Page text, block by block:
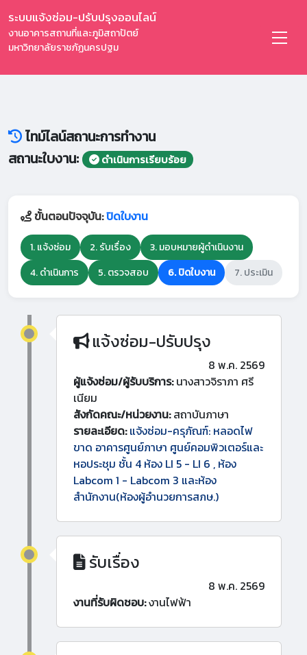
ระบบแจ้งซ่อม-ปรับปรุงออนไลน์
งานอาคารสถานที่และภูมิสถาปัตย์
มหาวิทยาลัยราชภัฏนครปฐม
ไทม์ไลน์สถานะการทำงาน
สถานะใบงาน:
ดำเนินการเรียบร้อย
ขั้นตอนปัจจุบัน:ปิดใบงาน
1. แจ้งซ่อม 2. รับเรื่อง
3. มอบหมายผู้ดำเนินงาน
4. ดำเนินการ
5. ตรวจสอบ 6. ปิดใบงาน 7. ประเมิน
แจ้งซ่อม-ปรับปรุง
8 พ.ค. 2569
ผู้แจ้งซ่อม/ผู้รับบริการ:นางสาวจิราภา ศรี
เนียม
สังกัดคณะ/หน่วยงาน:สถาบันภาษา
รายละเอียด: แจ้งซ่อม-ครุภัณฑ์: หลอดไฟ
ขาด อาคารศูนย์ภาษา ศูนย์คอมพิวเตอร์และ
หอประชุม ชั้น 4 ห้อง LI 5 - LI 6 , ห้อง
Labcom 1 - Labcom 3 และห้อง
สำนักงาน(ห้องผู้อำนวยการสภษ.)
รับเรื่อง
8 พ.ค. 2569
งานที่รับผิดชอบ:งานไฟฟ้า